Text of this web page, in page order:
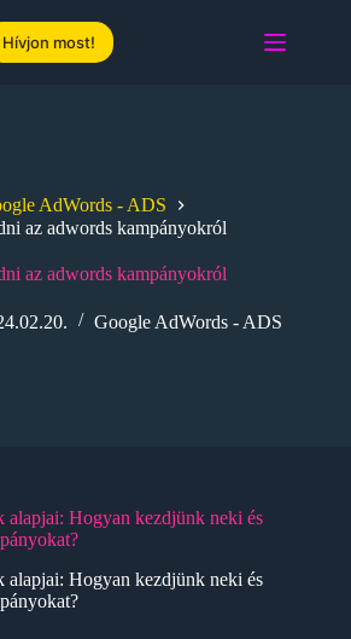
Hívjon most!
AdWords - ADS
az adwords kampányokról
az adwords kampányokról
Google AdWords - ADS
alapjai: Hogyan kezdjünk neki és
alapjai: Hogyan kezdjünk neki és